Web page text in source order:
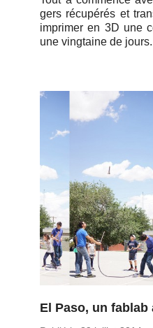
gers ré­cu­pé­rés et
im­pri­mer en 3D une
une ving­taine de jours.
El Paso, un